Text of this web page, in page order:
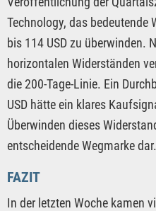
Technology, das bedeutende
bis 114 USD zu überwinden.
horizontalen Widerständen
die 200-Tage-Linie. Ein
USD hätte ein klares
Überwinden dieses
entscheidende Wegmarke dar.
FAZIT
In der letzten Woche kamen